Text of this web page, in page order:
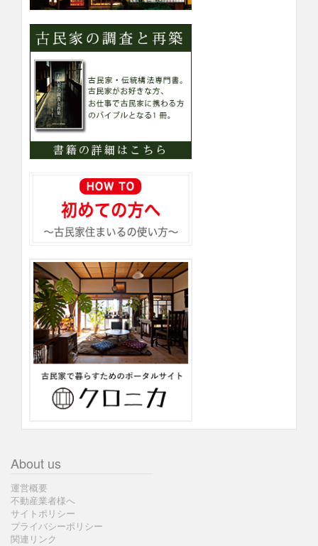
About us
運営概要
不動産業者様へ
サイトポリシー
プライバシーポリシー
関連リンク